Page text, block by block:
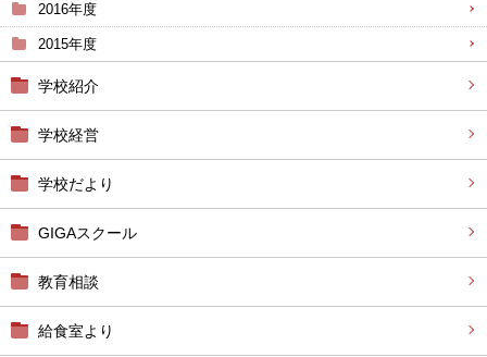
2016年度
2015年度
学校紹介
学校経営
学校だより
GIGAスクール
教育相談
給食室より